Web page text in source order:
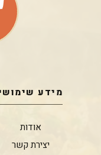
מידע
אודות
יצירת קשר